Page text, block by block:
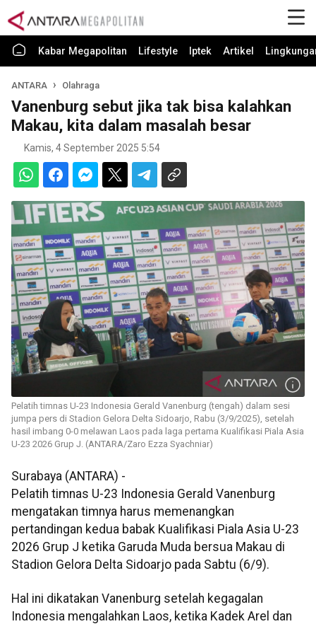
Kabar Megapolitan Lifestyle Iptek Artikel
ANTARA Olahraga
Vanenburg sebut jika tak bisa kalahkan
Makau, kita dalam masalah besar
Kamis, 4 September 2025 5:54
Pelatih timnas U-23 Indonesia Gerald Vanenburg (tengah) dalam sesi
jumpa pers di Stadion Gelora Delta Sidoarjo, Rabu (3/9/2025), setelah
hasil imbang 0-0 melawan Laos pada laga pertama Kualifikasi Piala Asia
U-23 2026 Grup J. (ANTARA/Zaro Ezza Syachniar)
Surabaya (ANTARA) -
Pelatih timnas U-23 Indonesia Gerald Vanenburg
mengatakan timnya harus memenangkan
pertandingan kedua babak Kualifikasi Piala Asia U-23
2026 Grup J ketika Garuda Muda bersua Makau di
Stadion Gelora Delta Sidoarjo pada Sabtu (6/9).
Hal ini dikatakan Vanenburg setelah kegagalan
Indonesia mengalahkan Laos, ketika Kadek Arel dan